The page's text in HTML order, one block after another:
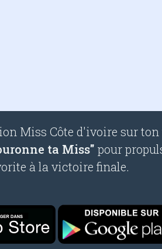
Miss Côte d'ivoire sur ton
ta Miss" pour
à la victoire finale.